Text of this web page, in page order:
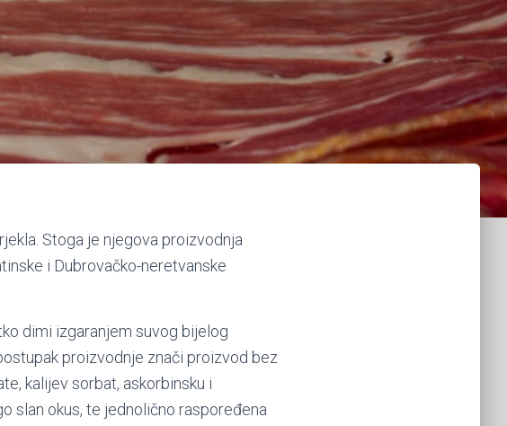
Stoga je njegova proizvodnja
i Dubrovačko-neretvanske
dimi izgaranjem suvog bijelog
proizvodnje znači proizvod bez
kalijev sorbat, askorbinsku i
slan okus, te jednolično raspoređena